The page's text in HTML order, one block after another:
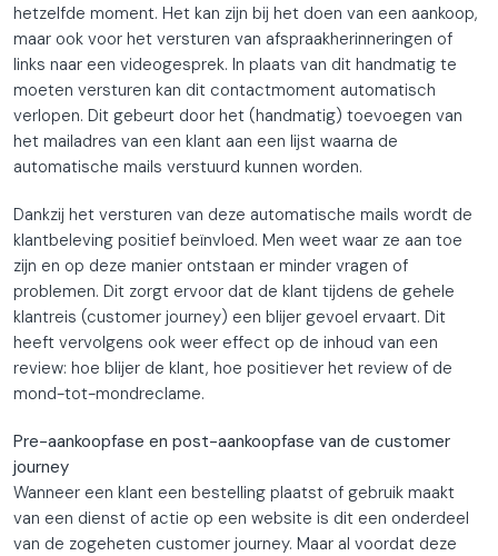
hetzelfde moment. Het kan zijn bij het doen van een aankoop,
maar ook voor het versturen van afspraakherinneringen of
links naar een videogesprek. In plaats van dit handmatig te
moeten versturen kan dit contactmoment automatisch
verlopen. Dit gebeurt door het (handmatig) toevoegen van
het mailadres van een klant aan een lijst waarna de
automatische mails verstuurd kunnen worden.
Dankzij het versturen van deze automatische mails wordt de
klantbeleving positief beïnvloed. Men weet waar ze aan toe
zijn en op deze manier ontstaan er minder vragen of
problemen. Dit zorgt ervoor dat de klant tijdens de gehele
klantreis (customer journey) een blijer gevoel ervaart. Dit
heeft vervolgens ook weer effect op de inhoud van een
review: hoe blijer de klant, hoe positiever het review of de
mond-tot-mondreclame.
Pre-aankoopfase en post-aankoopfase van de customer
journey
Wanneer een klant een bestelling plaatst of gebruik maakt
van een dienst of actie op een website is dit een onderdeel
van de zogeheten customer journey. Maar al voordat deze